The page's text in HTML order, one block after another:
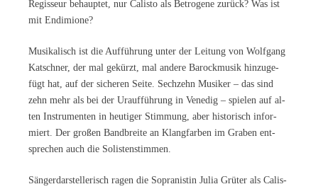
Re­gis­seur be­haup­tet, nur Ca­lis­to als Be­tro­ge­ne zu­rück? Was ist
mit Endimione?
Mu­si­ka­lisch ist die Auf­füh­rung un­ter der Lei­tung von Wolf­gang
Kat­sch­ner, der mal ge­kürzt, mal an­de­re Ba­rock­mu­sik hin­zu­ge­
fügt hat, auf der si­che­ren Sei­te. Sech­zehn Mu­si­ker – das sind
zehn mehr als bei der Ur­auf­füh­rung in Ve­ne­dig – spie­len auf al­
ten In­stru­men­ten in heu­ti­ger Stim­mung, aber his­to­risch in­for­
miert. Der gro­ßen Band­brei­te an Klang­far­ben im Gra­ben ent­
spre­chen auch die Solistenstimmen.
Sän­ger­dar­stel­le­risch ra­gen die So­pra­nis­tin Ju­lia Grü­ter als Ca­lis­